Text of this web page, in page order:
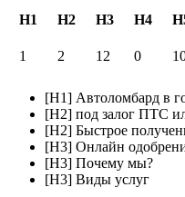
H1 H2 H3 H4
1 2 12 0
[H1] Автоломбард в
[H2] под залог ПТС
[H2] Быстрое
[H3] Онлайн
[H3] Почему мы?
[H3] Виды услуг